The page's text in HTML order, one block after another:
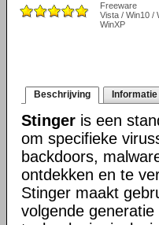
Freeware
Vista / Win10 /
WinXP
Beschrijving Informatie
Stinger is een
om specifieke
backdoors,
ontdekken en te
Stinger maakt
volgende